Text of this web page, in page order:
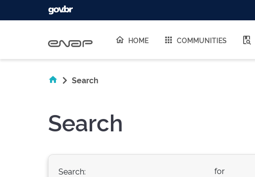
HOME COMMUNITIES
Search
Search
Search: for